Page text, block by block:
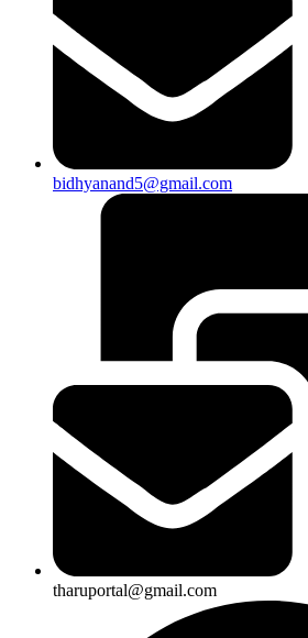
bidhyanand5@gmail.com
tharuportal@gmail.com